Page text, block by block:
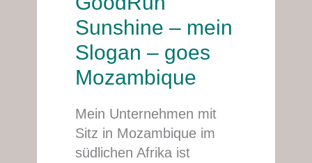
Sunshine – mein
Slogan – goes
Mozambique
Mein Unternehmen mit
Sitz in Mozambique im
südlichen Afrika ist
Sunshine
–
mein
Slogan
goes
Mozambique